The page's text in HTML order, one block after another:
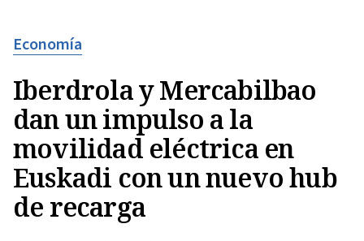
Economía
Iberdrola y Mercabilbao
dan un impulso a la
movilidad eléctrica en
Euskadi con un nuevo hub
de recarga